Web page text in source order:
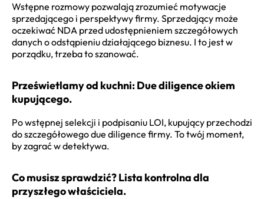
Wstępne rozmowy pozwalają zrozumieć motywacje
sprzedającego i perspektywy firmy. Sprzedający może
oczekiwać NDA przed udostępnieniem szczegółowych
danych o odstąpieniu działającego biznesu. I to jest w
porządku, trzeba to szanować.
Prześwietlamy od kuchni: Due diligence okiem
kupującego.
Po wstępnej selekcji i podpisaniu LOI, kupujący przechodzi
do szczegółowego due diligence firmy. To twój moment,
by zagrać w detektywa.
Co musisz sprawdzić? Lista kontrolna dla
przyszłego właściciela.